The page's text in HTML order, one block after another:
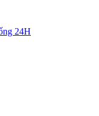
24H